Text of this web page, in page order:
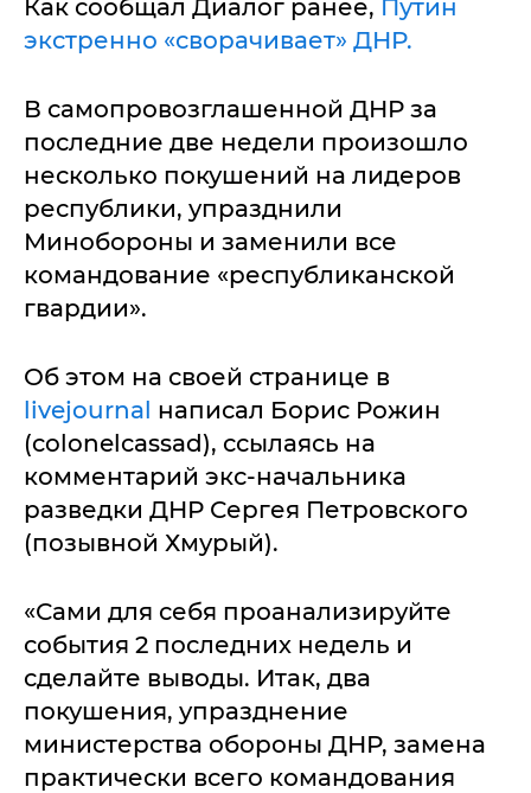
Как сообщал Диалог ранее, Путин
экстренно «сворачивает» ДНР.
В самопровозглашенной ДНР за
последние две недели произошло
несколько покушений на лидеров
республики, упразднили
Минобороны и заменили все
командование «республиканской
гвардии».
Об этом на своей странице в
livejournal написал Борис Рожин
(colonelcassad), ссылаясь на
комментарий экс-начальника
разведки ДНР Сергея Петровского
(позывной Хмурый).
«Сами для себя проанализируйте
события 2 последних недель и
сделайте выводы. Итак, два
покушения, упразднение
министерства обороны ДНР, замена
практически всего командования